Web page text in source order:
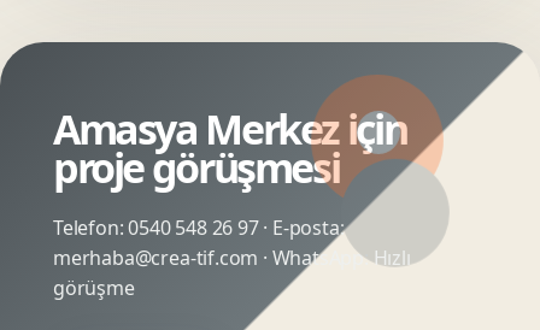
Amasya Merkez için
proje görüşmesi
Telefon:0540 548 26 97· E-posta:
merhaba@crea-tif.com · WhatsApp:Hızlı
görüşme